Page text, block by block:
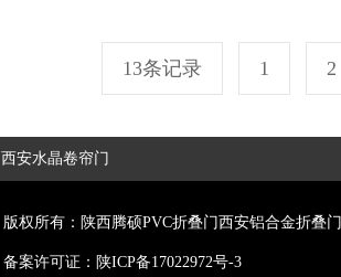
13条记录 1 2
西安水晶卷帘门
版权所有：陕西腾硕PVC折叠门西安铝合金折叠门
备案许可证： 陕ICP备17022972号-3